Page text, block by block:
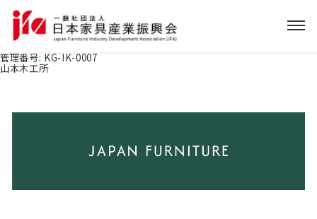
管理番号: KG-IK-0007
山本木工所